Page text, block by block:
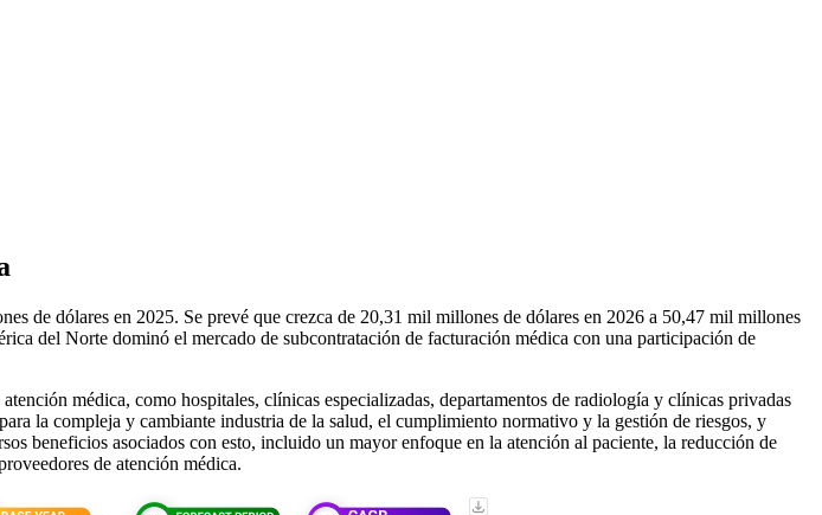
de dólares en 2025. Se prevé que crezca de 20,31 mil millones de dólares en 2026 a 50,47 mil millones
del Norte dominó el mercado de subcontratación de facturación médica con una participación de
médica, como hospitales, clínicas especializadas, departamentos de radiología y clínicas privadas
la compleja y cambiante industria de la salud, el cumplimiento normativo y la gestión de riesgos, y
beneficios asociados con esto, incluido un mayor enfoque en la atención al paciente, la reducción de
de atención médica.